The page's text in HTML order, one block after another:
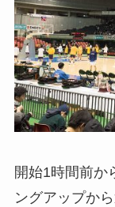
開始1時間前か
ングアップか